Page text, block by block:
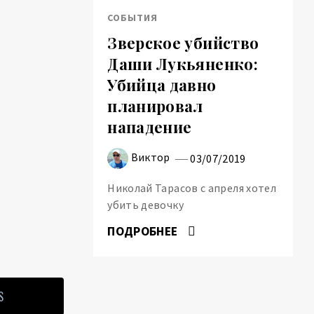
СОБЫТИЯ
Зверское убийство
Даши Лукьяненко:
Убийца давно
планировал
нападение
Виктор 03/07/2019
Николай Тарасов с апреля хотел
убить девочку
ПОДРОБНЕЕ